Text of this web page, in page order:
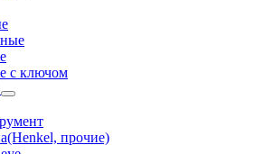
с ключом
прочие)